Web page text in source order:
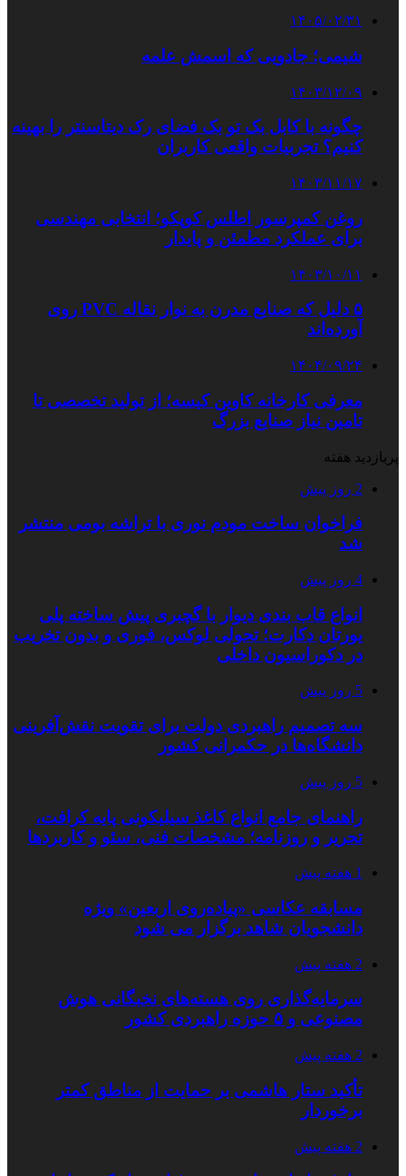
۱۴۰۵/۰۲/۳۱
شیمی؛ جادویی که اسمش علمه
۱۴۰۳/۱۲/۰۹
چگونه با کابل بک تو بک فضای رک دیتاسنتر را بهینه
کنیم؟ تجربیات واقعی کاربران
۱۴۰۳/۱۱/۱۷
روغن کمپرسور اطلس کوپکو؛ انتخابی مهندسی
برای عملکرد مطمئن و پایدار
۱۴۰۳/۱۰/۱۱
۵ دلیل که صنایع مدرن به نوار نقاله PVC روی
آورده‌اند
۱۴۰۴/۰۹/۲۴
معرفی کارخانه کاوین کیسه؛ از تولید تخصصی تا
تامین نیاز صنایع بزرگ
پربازدید هفته
2 روز پیش
فراخوان ساخت مودم نوری با تراشه بومی منتشر
شد
4 روز پیش
انواع قاب بندی دیوار با گچبری پیش ساخته پلی
یورتان دکارت؛ تحولی لوکس، فوری و بدون تخریب
در دکوراسیون داخلی
5 روز پیش
سه تصمیم راهبردی دولت برای تقویت نقش‌آفرینی
دانشگاه‌ها در حکمرانی کشور
5 روز پیش
راهنمای جامع انواع کاغذ سیلیکونی پایه کرافت،
تحریر و روزنامه؛ مشخصات فنی، سئو و کاربردها
1 هفته پیش
مسابقه عکاسی «پیاده‌روی اربعین» ویژه
دانشجویان شاهد برگزار می شود
2 هفته پیش
سرمایه‌گذاری روی هسته‌های نخبگانی هوش
مصنوعی و ۵ حوزه راهبردی کشور
2 هفته پیش
تأکید ستار هاشمی بر حمایت از مناطق کمتر
برخوردار
2 هفته پیش